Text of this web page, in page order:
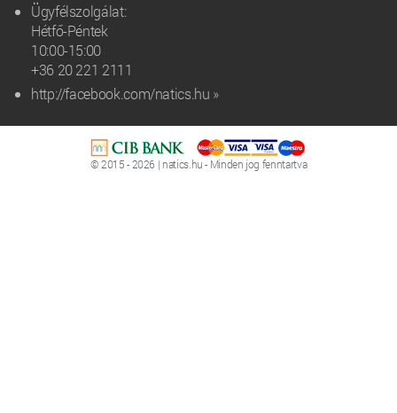
Ügyfélszolgálat:
Hétfő-Péntek
10:00-15:00
+36 20 221 2111‬
http://facebook.com/natics.hu »
© 2015 - 2026 | natics.hu - Minden jog fenntartva